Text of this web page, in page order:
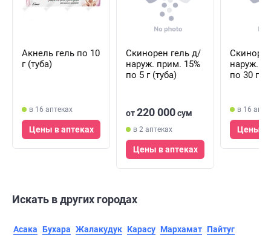
Акнель гель по 10
г (туба)
в 16 аптеках
Цены в аптеках
Скинорен гель д/
наруж. прим. 15%
по 5 г (туба)
от220 000сум
в 2 аптеках
Цены в аптеках
наруж.
по 30 г
в 16
Цены в
Искать в других городах
Асака Бухара Жалакудук Карасу Мархамат Пайтуг